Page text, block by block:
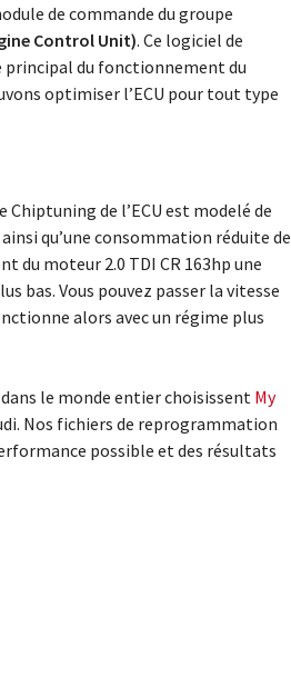
de commande du groupe
Control Unit). Ce logiciel de
principal du fonctionnement du
optimiser l’ECU pour tout type
Chiptuning de l’ECU est modelé de
qu’une consommation réduite de
du moteur 2.0 TDI CR 163hp une
bas. Vous pouvez passer la vitesse
alors avec un régime plus
le monde entier choisissent My
Nos fichiers de reprogrammation
possible et des résultats